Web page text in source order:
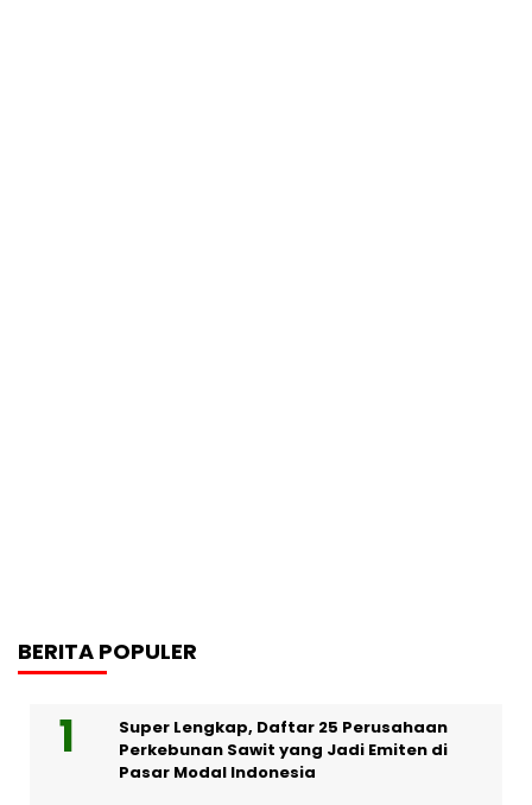
BERITA POPULER
Super Lengkap, Daftar 25 Perusahaan
Perkebunan Sawit yang Jadi Emiten di
Pasar Modal Indonesia